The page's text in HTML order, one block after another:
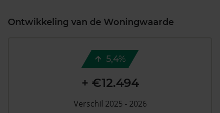
Ontwikkeling van de Woningwaarde
5,4%
+ €12.494
Verschil 2025 - 2026